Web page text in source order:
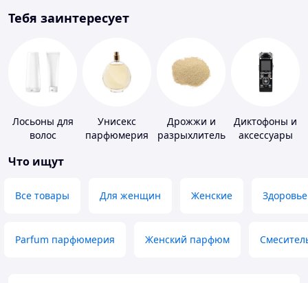
Тебя заинтересует
Лосьоны для
волос
Унисекс
парфюмерия
Дрожжи и
разрыхлитель
Диктофоны и
аксессуары
Что ищут
Все товары Для женщин Женские Здоровье
Parfum парфюмерия Женский парфюм